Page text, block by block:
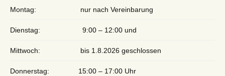
Montag: nur nach Vereinbarung
Dienstag: 9:00 – 12:00 und
Mittwoch: bis 1.8.2026 geschlossen
Donnerstag: 15:00 – 17:00 Uhr